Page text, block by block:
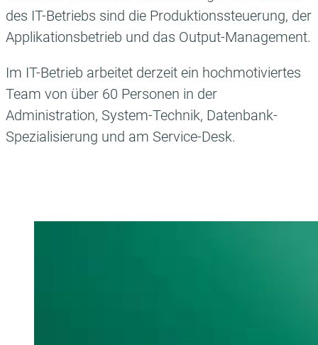
des IT-Betriebs sind die Produktionssteuerung, der
Applikationsbetrieb und das Output-Management.
Im IT-Betrieb arbeitet derzeit ein hochmotiviertes
Team von über 60 Personen in der
Administration, System-Technik, Datenbank-
Spezialisierung und am Service-Desk.